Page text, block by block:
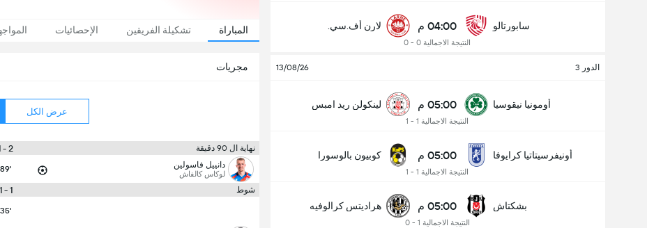
سابورتالو 04:00 م
النتيجة الاجمالية 0 - 0
لارن أف.سي.
الدور 3 13/08/26
أومونيا نيقوسيا 05:00 م
النتيجة الاجمالية 1 - 1
لينكولن ريد امبس
أونيفرسيتاتيا كرايوفا 05:00 م
النتيجة الاجمالية 1 - 1
كوبيون بالوسورا
بشكتاش 05:00 م
النتيجة الاجمالية 1 - 0
هراديتس كرالوفيه
المباراة تشكيلة الفريقين الإحصائيات
مجريات
عرض الكل
نهاية ال 90 دقيقة 2 - 1
دانييل فاسولين
لوكاس كالفاش 89'
شوط 1 - 1
35'